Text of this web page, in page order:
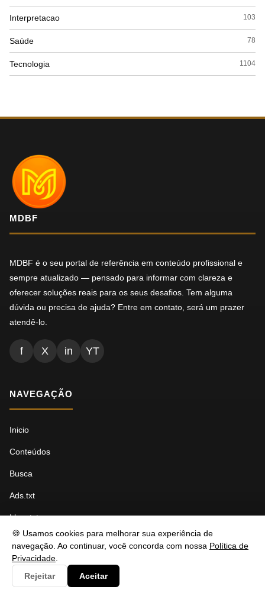
🍪 Usamos cookies para melhorar sua experiência de
navegação. Ao continuar, você concorda com nossa Política de
Privacidade
Rejeitar
Aceitar
Interpretacao 103
Saúde 78
Tecnologia 1104
MDBF
MDBF é o seu portal de referência em conteúdo profissional e
sempre atualizado — pensado para informar com clareza e
oferecer soluções reais para os seus desafios. Tem alguma
dúvida ou precisa de ajuda? Entre em contato, será um prazer
atendê-lo.
f X in YT
NAVEGAÇÃO
Inicio
Conteúdos
Busca
Ads.txt
Llms.txt
Robots.txt
Sitemap Índice
Sitemap Páginas